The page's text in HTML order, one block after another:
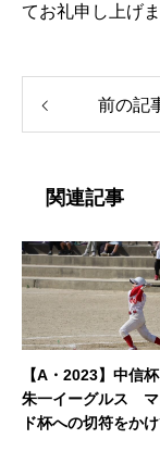
てお礼申し上げま
前の記
関連記事
【A・2023】中信
朱一イーグルス マ
ド杯への切符をか